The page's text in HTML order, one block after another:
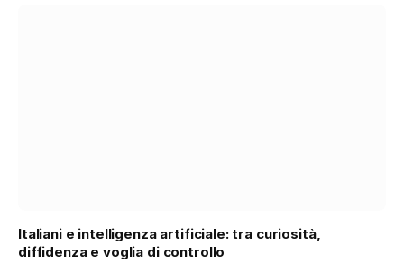
Italiani e intelligenza artificiale: tra curiosità,
diffidenza e voglia di controllo